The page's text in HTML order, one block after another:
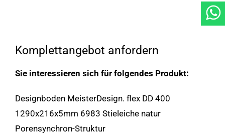
Produkte
Unternehmen
Kontakt
Komplettangebot anfordern
Sie interessieren sich für folgendes Produkt:
Designboden MeisterDesign. flex DD 400
1290x216x5mm 6983 Stieleiche natur
Porensynchron-Struktur